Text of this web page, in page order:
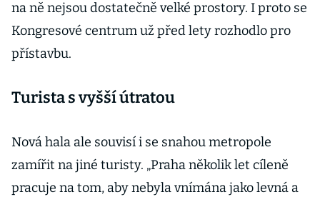
na ně nejsou dostatečně velké prostory. I proto se
Kongresové centrum už před lety rozhodlo pro
přístavbu.
Turista s vyšší útratou
Nová hala ale souvisí i se snahou metropole
zamířit na jiné turisty. „Praha několik let cíleně
pracuje na tom, aby nebyla vnímána jako levná a